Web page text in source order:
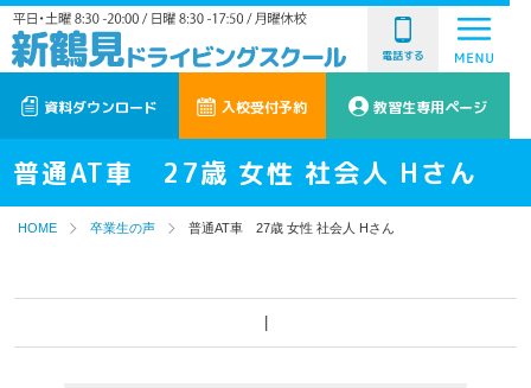
電話する
資料ダウンロード 入校受付予約 教習生専用ページ
普通AT車 27歳 女性 社会人 Hさん
HOME 卒業生の声 普通AT車 27歳 女性 社会人 Hさん